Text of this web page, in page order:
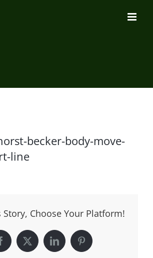
becker-body-move-
line
Story, Choose Your Platform!
Facebook
X LinkedInPinterest